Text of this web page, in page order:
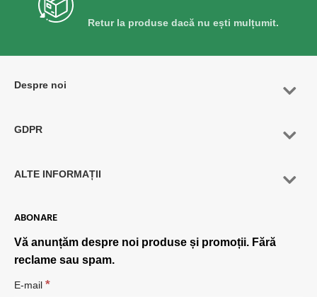
Retur la produse dacă nu ești mulțumit.
Despre noi
GDPR
ALTE INFORMAȚII
ABONARE
Vă anunțăm despre noi produse și promoții. Fără
reclame sau spam.
E-mail*